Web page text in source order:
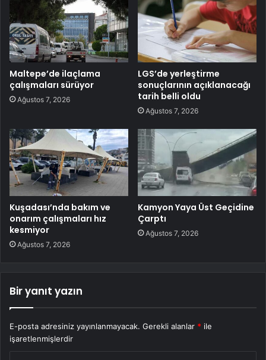
Maltepe’de ilaçlama
çalışmaları sürüyor
Ağustos 7, 2026
LGS’de yerleştirme
sonuçlarının açıklanacağı
tarih belli oldu
Ağustos 7, 2026
Kuşadası’nda bakım ve
onarım çalışmaları hız
kesmiyor
Ağustos 7, 2026
Kamyon Yaya Üst Geçidine
Çarptı
Ağustos 7, 2026
Bir yanıt yazın
E-posta adresiniz yayınlanmayacak. Gerekli alanlar * ile
işaretlenmişlerdir